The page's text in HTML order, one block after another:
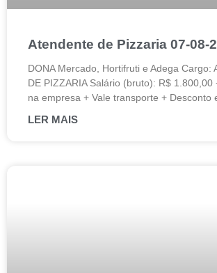
Atendente de Pizzaria 07-08-
DONA Mercado, Hortifruti e Adega Cargo:
DE PIZZARIA Salário (bruto): R$ 1.800,00
na empresa + Vale transporte + Desconto
LER MAIS